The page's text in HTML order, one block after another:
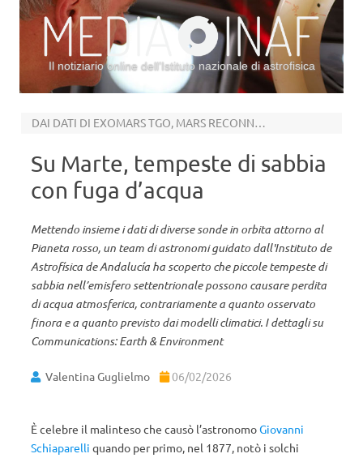
Il notiziario online dell’Istituto nazionale di astrofisica
DAI DATI DI EXOMARS TGO, MARS RECONNAISSANCE ORBITER ED EMIRATES MARS MISSION
Su Marte, tempeste di sabbia
con fuga d’acqua
Mettendo insieme i dati di diverse sonde in orbita attorno al
Pianeta rosso, un team di astronomi guidato dall'Instituto de
Astrofísica de Andalucía ha scoperto che piccole tempeste di
sabbia nell’emisfero settentrionale possono causare perdita
di acqua atmosferica, contrariamente a quanto osservato
finora e a quanto previsto dai modelli climatici. I dettagli su
Communications: Earth & Environment
Valentina Guglielmo 06/02/2026
È celebre il malinteso che causò l’astronomoGiovanni
Schiaparelli quando per primo, nel 1877, notò i solchi